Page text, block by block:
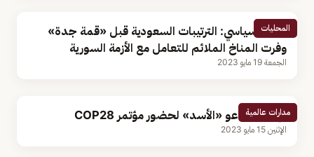
المحليات
محلل سياسي: الترتيبات السعودية قبل «قمة جدة»
وفرت المناخ الملائم للتعامل مع الأزمة السورية
الجمعة 19 مايو 2023
مدارات عالمية
الإمارات تدعو «الأسد» لحضور مؤتمر COP28
الإثنين 15 مايو 2023